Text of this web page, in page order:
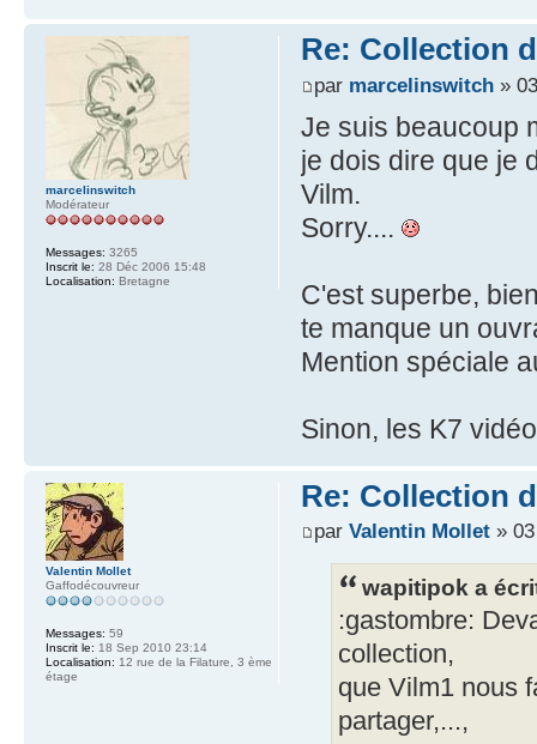
Re: Collection
par marcelinswitch»
Je suis beaucoup
je dois dire que je
Vilm.
Sorry....
C'est superbe,
te manque un
Mention spéciale
Sinon, les K7
marcelinswitch
Modérateur
Messages: 3265
Inscrit le: 28 Déc 2006 15:48
Localisation: Bretagne
Re: Collection
par Valentin Mollet» 03
wapitipok a
:gastombre:
collection,
que Vilm1 nous
partager,...,
Valentin Mollet
Gaffodécouvreur
Messages: 59
Inscrit le: 18 Sep 2010 23:14
Localisation: 12 rue de la Filature, 3 ème
étage